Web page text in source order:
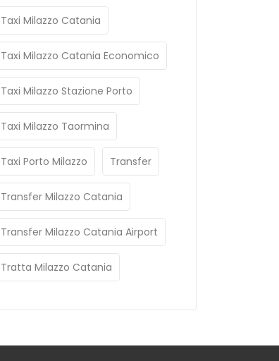
Taxi Milazzo Catania
Taxi Milazzo Catania Economico
Taxi Milazzo Stazione Porto
Taxi Milazzo Taormina
Taxi Porto Milazzo Transfer
Transfer Milazzo Catania
Transfer Milazzo Catania Airport
Tratta Milazzo Catania